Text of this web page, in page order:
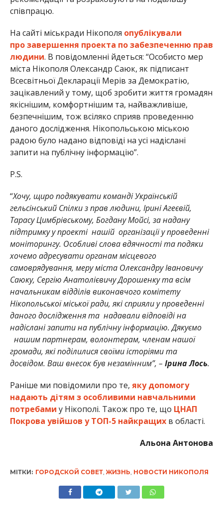
співпрацю.
На сайті міськради Нікополя опублікували
прозавершення проекта по забезпеченню прав
людини. В повідомленні йдеться: “Особисто мер
міста Нікополя Олександр Саюк, як підписант
Всесвітньої Декларації Мерів за Демократію,
зацікавлений у тому, щоб зробити життя громадян
якіснішим, комфортнішим та, найважливіше,
безпечнішим, тож всіляко сприяв проведенню
даного дослідження. Нікопольською міською
радою було надано відповіді на усі надіслані
запити на публічну інформацію”.
P.S.
“Хочу, щиро подякувати команді Українській
гельсінський Спілки з прав людини, Ірині Агеєвій,
Тарасу Цимбрівському, Богдану Мойсі, за надану
підтримку у проекті нашій організації у проведенні
моніторингу. Особливі слова вдячності та подяки
хочемо адресувати органам місцевого
самоврядування, меру міста Олександру Івановичу
Саюку, Сергію Анатолієвичу Дорошенку та всім
начальникам відділів виконавчого комітету
Нікопольської міської ради, які сприяли у проведенні
даного дослідження та надавали відповіді на
надіслані запити на публічну інформацію. Дякуємо
нашим партнерам, волонтерам, членам нашої
громади, які поділилися своїми історіями та
досвідом. Ваш внесок був незамінним”, – Ірина Лось.
Раніше ми повідомили про те, яку допомогу
надають дітям з особливими навчальними
потребами у Нікополі. Також про те, що ЦНАП
Покрова увійшов у ТОП-5 найкращихв області.
Альона Антонова
МІТКИ: ГОРОДСКОЙ СОВЕТ, ЖИЗНЬ, НОВОСТИ НИКОПОЛЯ